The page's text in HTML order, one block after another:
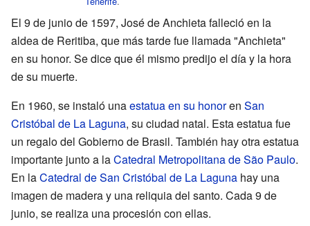
El 9 de junio de 1597, José de Anchieta falleció en la
aldea de Reritiba, que más tarde fue llamada "Anchieta"
en su honor. Se dice que él mismo predijo el día y la hora
de su muerte.
En 1960, se instaló unaestatua en su honoren San
Cristóbal de La Laguna, su ciudad natal. Esta estatua fue
un regalo del Gobierno de Brasil. También hay otra estatua
importante junto a laCatedral Metropolitana de São Paulo.
En laCatedral de San Cristóbal de La Laguna hay una
imagen de madera y una reliquia del santo. Cada 9 de
junio, se realiza una procesión con ellas.